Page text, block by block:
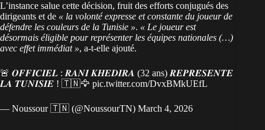
L’instance salue cette décision, fruit des efforts conjugués des
dirigeants et de « la volonté expresse et constante du joueur de
défendre les couleurs de la Tunisie ». « Le joueur est
désormais éligible pour représenter les équipes nationales (…)
avec effet immédiat », a-t-elle ajouté.
🚨 𝑶𝑭𝑭𝑰𝑪𝑰𝑬𝑳 : 𝑹𝑨𝑵𝑰 𝑲𝑯𝑬𝑫𝑰𝑹𝑨 (32 ans) 𝑹𝑬𝑷𝑹𝑬́𝑺𝑬𝑵𝑻𝑬
𝑳𝑨 𝑻𝑼𝑵𝑰𝑺𝑰𝑬 ! 🇹🇳🦅 pic.twitter.com/DvxBMkUEfL
— Noussour 🇹🇳 (@NoussourTN) March 4, 2026